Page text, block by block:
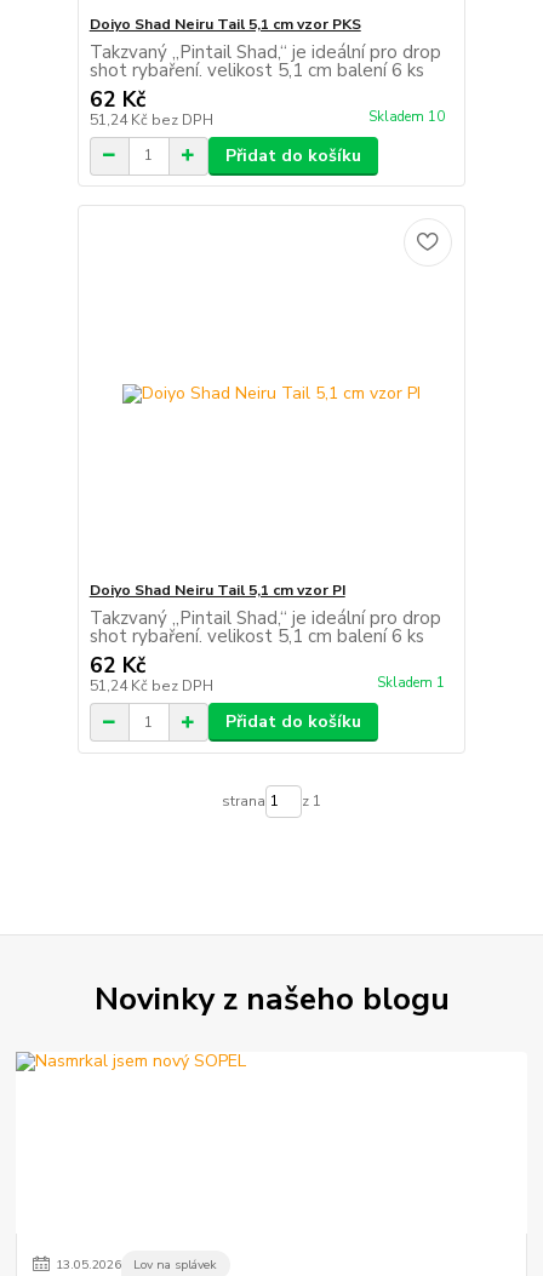
Doiyo Shad Neiru Tail 5,1 cm vzor PKS
Takzvaný „Pintail Shad,“ je ideální pro drop
shot rybaření. velikost 5,1 cm balení 6 ks
62 Kč
51,24 Kč bez DPH Skladem 10
Přidat do košíku
Doiyo Shad Neiru Tail 5,1 cm vzor PI
Takzvaný „Pintail Shad,“ je ideální pro drop
shot rybaření. velikost 5,1 cm balení 6 ks
62 Kč
51,24 Kč bez DPH Skladem 1
Přidat do košíku
strana z 1
Novinky z našeho blogu
13.05.2026 Lov na splávek